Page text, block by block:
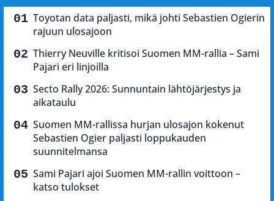
Toyotan data paljasti, mikä johti Sebastien Ogierin
rajuun ulosajoon
Thierry Neuville kritisoi Suomen MM-rallia – Sami
Pajari eri linjoilla
Secto Rally 2026: Sunnuntain lähtöjärjestys ja
aikataulu
Suomen MM-rallissa hurjan ulosajon kokenut
Sebastien Ogier paljasti loppukauden
suunnitelmansa
Sami Pajari ajoi Suomen MM-rallin voittoon –
katso tulokset